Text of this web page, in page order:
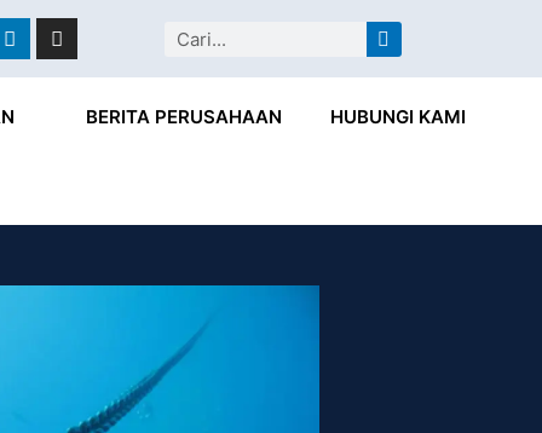
LinkedinInstagram Search
BERITA PERUSAHAAN HUBUNGI KAMI